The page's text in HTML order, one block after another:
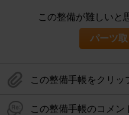
この整備が難しいと
パーツ
この整備手帳をクリッ
この整備手帳のコメン